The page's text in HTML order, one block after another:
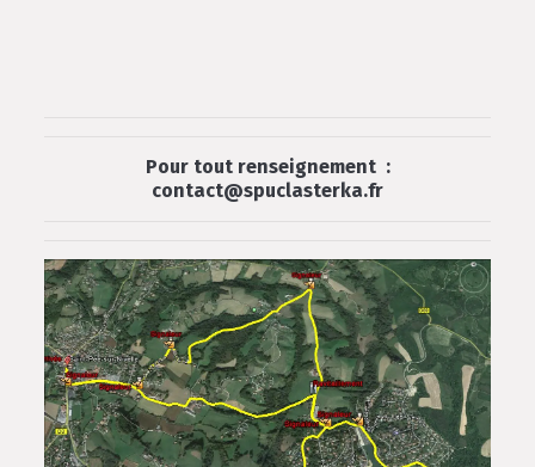
Pour tout renseignement :
contact@spuclasterka.fr